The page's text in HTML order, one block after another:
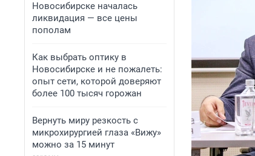
Новосибирске началась
ликвидация — все цены
пополам
Как выбрать оптику в
Новосибирске и не пожалеть:
опыт сети, которой доверяют
более 100 тысяч горожан
Вернуть миру резкость с
микрохирургией глаза «Вижу»
можно за 15 минут